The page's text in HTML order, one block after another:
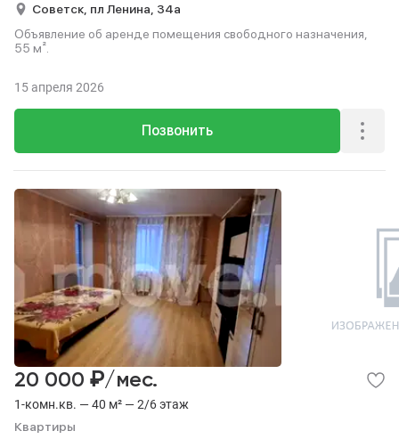
Советск, пл Ленина, 34а
Объявление об аренде помещения свободного назначения,
55 м².
Позвонить
15 апреля 2026
1-комн.кв. — 40 м² — 2/6 этаж
Квартиры
20 000 ₽/мес.